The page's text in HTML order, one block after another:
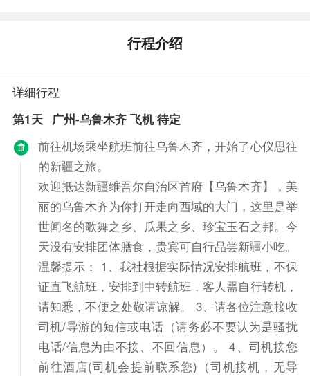
行程介绍
详细行程
第1天 广州-乌鲁木齐 飞机 待定
前往机场乘坐航班前往乌鲁木齐，开始了心仪思往
的新疆之旅。
欢迎抵达新疆维吾尔自治区首府【乌鲁木齐】，美
丽的乌鲁木齐为你打开走向西域的大门，这里是举
世闻名的歌舞之乡、瓜果之乡、珍宝玉石之邦。今
天没有安排团体膳食，贵宾可自行品尝新疆小吃。
温馨提示： 1、我社根据实际情况安排航班，不保
证直飞航班，安排到中转航班，客人需自行转机，
请知悉，不便之处敬请谅解。 3、请各位注意接收
司机/导游的短信或电话（请务必不要认为是骚扰
电话/信息为由不接、不回信息）。 4、司机接您
前往酒店(司机会提前联系您)（司机接机，无导